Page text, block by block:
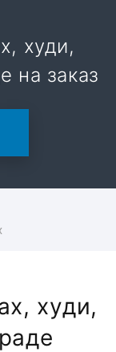
худи,
на заказ
худи,